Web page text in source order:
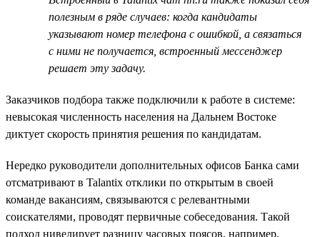
полезным в ряде случаев: когда кандидаты
указывают номер телефона с ошибкой, а связаться
с ними не получается, встроенный мессенджер
решает эту задачу.
Заказчиков подбора также подключили к работе в системе:
невысокая численность населения на Дальнем Востоке
диктует скорость принятия решения по кандидатам.
Нередко руководители дополнительных офисов Банка сами
отсматривают в Talantix отклики по открытым в своей
команде вакансиям, связываются с релевантными
соискателями, проводят первичные собеседования. Такой
подход нивелирует разницу часовых поясов, например,